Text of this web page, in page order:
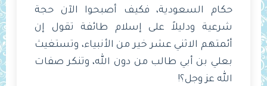
حكام السعودية، فكيف أصبحوا الآن حجة
شرعية ودليلاً على إسلام طائفة تقول إن
أئمتهم الاثني عشر خير من الأنبياء، وتستغيث
بعلي بن أبي طالب من دون الله، وتنكر صفات
الله عز وجل؟!